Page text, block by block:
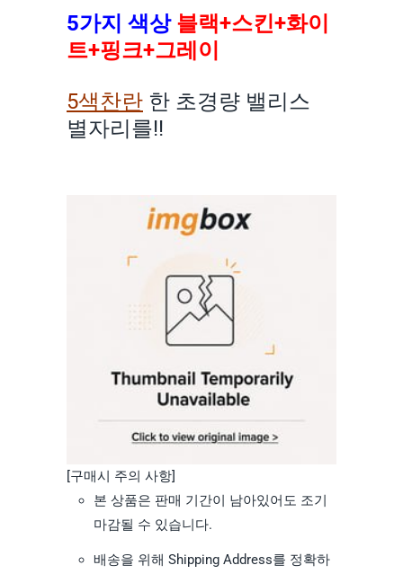
5가지 색상 블랙+스킨+화이
트+핑크+그레이
5색찬란 한 초경량 밸리스
별자리를!!
[구매시 주의 사항]
본 상품은 판매 기간이 남아있어도 조기
마감될 수 있습니다.
배송을 위해 Shipping Address를 정확하